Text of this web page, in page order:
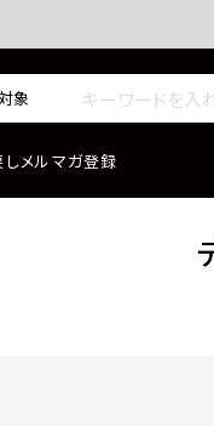
しメルマガ登録